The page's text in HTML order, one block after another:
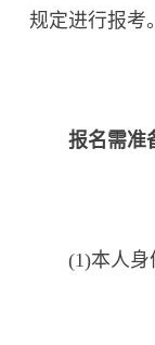
规定进行报考。
报名需准
(1)本人身